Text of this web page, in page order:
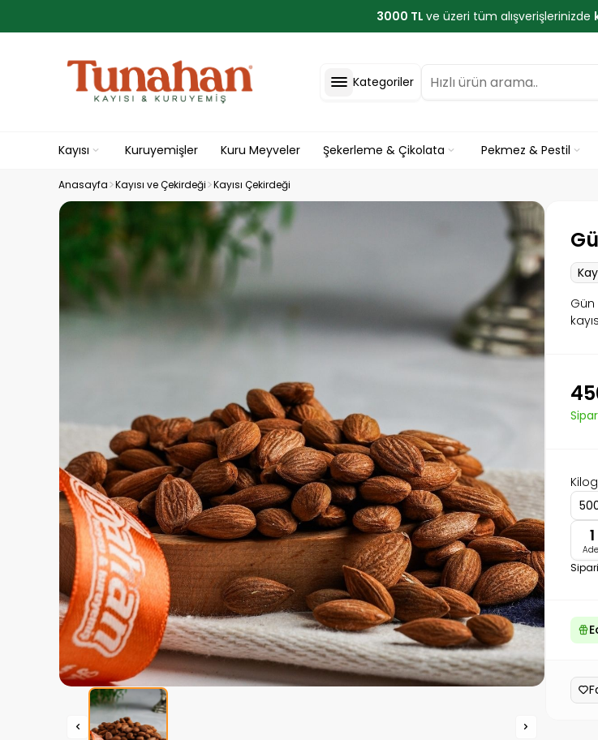
3000 TL ve üzeri tüm alışverişlerinizde
Kategoriler
Kayısı Kuruyemişler Kuru Meyveler Şekerleme & Çikolata Pekmez & Pestil
Anasayfa Kayısı ve Çekirdeği Kayısı Çekirdeği
Gün